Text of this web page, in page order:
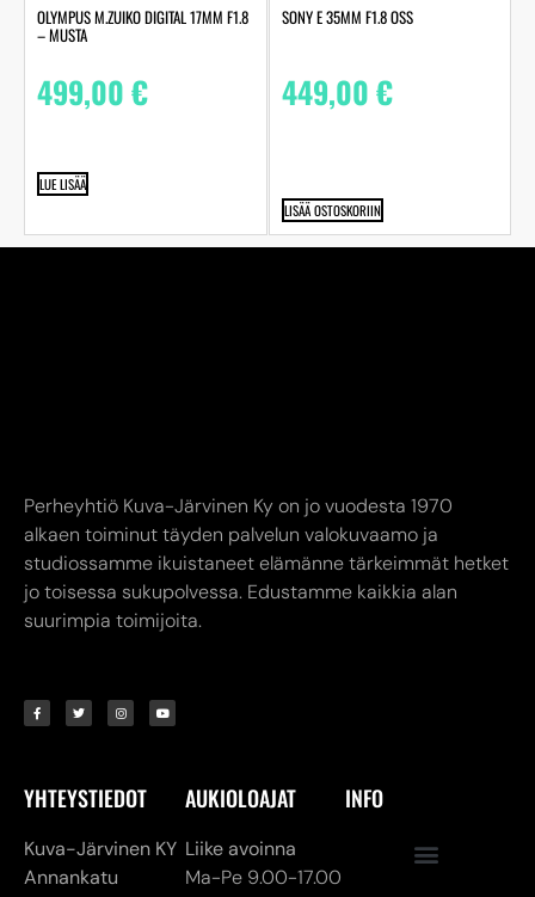
OLYMPUS M.ZUIKO DIGITAL 17MM F1.8
– MUSTA
499,00€
LUE LISÄÄ
SONY E 35MM F1.8 OSS
449,00€
LISÄÄ OSTOSKORIIN
Perheyhtiö Kuva-Järvinen Ky on jo vuodesta 1970
alkaen toiminut täyden palvelun valokuvaamo ja
studiossamme ikuistaneet elämänne tärkeimmät hetket
jo toisessa sukupolvessa. Edustamme kaikkia alan
suurimpia toimijoita.
YHTEYSTIEDOT
Kuva-Järvinen KY
Annankatu
AUKIOLOAJAT
Liike avoinna
Ma-Pe 9.00-17.00
INFO